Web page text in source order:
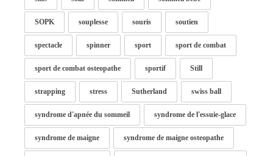
SOPK souplesse souris soutien
spectacle spinner sport sport de combat
sport de combat osteopathe sportif Still
strapping stress Sutherland swiss ball
syndrome d'apnée du sommeil syndrome de l'essuie-glace
syndrome de maigne syndrome de maigne osteopathe